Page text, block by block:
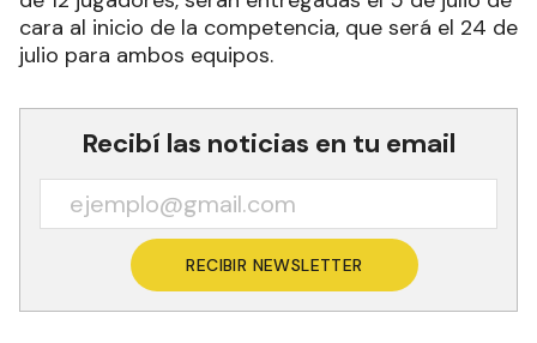
cara al inicio de la competencia, que será el 24 de
julio para ambos equipos.
Recibí las noticias en tu email
RECIBIR NEWSLETTER